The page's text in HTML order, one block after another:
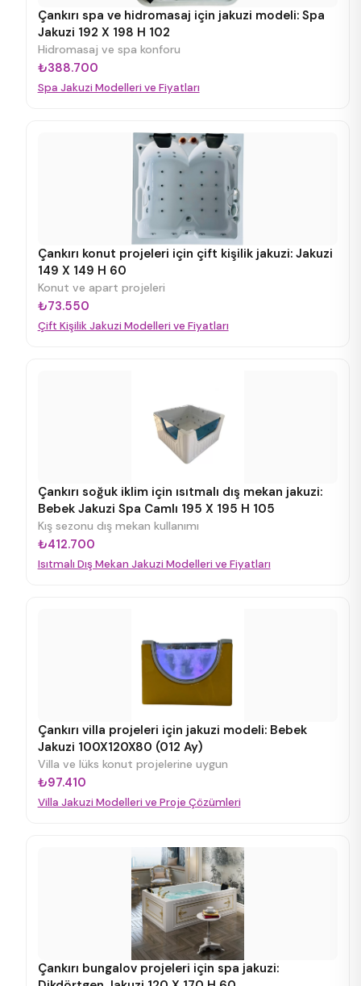
Çankırı spa ve hidromasaj için jakuzi modeli: Spa
Jakuzi 192 X 198 H 102
Hidromasaj ve spa konforu
₺388.700
Spa Jakuzi Modelleri ve Fiyatları
Çankırı konut projeleri için çift kişilik jakuzi: Jakuzi
149 X 149 H 60
Konut ve apart projeleri
₺73.550
Çift Kişilik Jakuzi Modelleri ve Fiyatları
Çankırı soğuk iklim için ısıtmalı dış mekan jakuzi:
Bebek Jakuzi Spa Camlı 195 X 195 H 105
Kış sezonu dış mekan kullanımı
₺412.700
Isıtmalı Dış Mekan Jakuzi Modelleri ve Fiyatları
Çankırı villa projeleri için jakuzi modeli: Bebek
Jakuzi 100X120X80 (012 Ay)
Villa ve lüks konut projelerine uygun
₺97.410
Villa Jakuzi Modelleri ve Proje Çözümleri
Çankırı bungalov projeleri için spa jakuzi: